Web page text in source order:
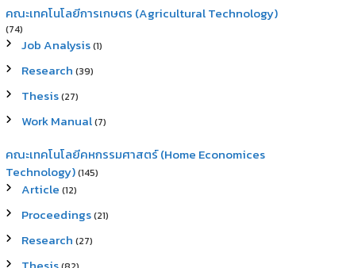
คณะเทคโนโลยีการเกษตร (Agricultural Technology)
(74)
Job Analysis(1)
Research (39)
Thesis(27)
Work Manual(7)
คณะเทคโนโลยีคหกรรมศาสตร์ (Home Economices
Technology)(145)
Article (12)
Proceedings(21)
Research (27)